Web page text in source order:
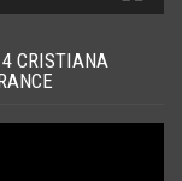
CRISTIANA